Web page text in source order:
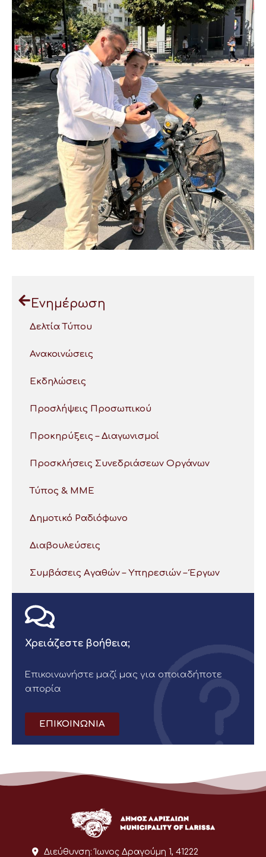
Ενημέρωση
Δελτία Τύπου
Ανακοινώσεις
Εκδηλώσεις
Προσλήψεις Προσωπικού
Προκηρύξεις – Διαγωνισμοί
Προσκλήσεις Συνεδριάσεων Οργάνων
Τύπος & ΜΜΕ
Δημοτικό Ραδιόφωνο
Διαβουλεύσεις
Συμβάσεις Αγαθών – Υπηρεσιών – Έργων
Χρειάζεστε βοήθεια;
Επικοινωνήστε μαζί μας για οποιαδήποτε
απορία
ΕΠΙΚΟΙΝΩΝΙΑ
Διεύθυνση: Ίωνος Δραγούμη 1, 41222